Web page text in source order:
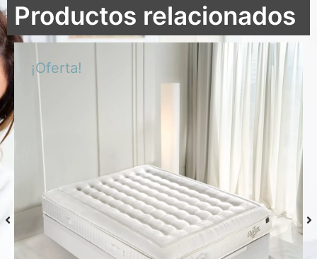
Productos relacionados
¡Oferta!
Colchón S-Grafeno Hannes